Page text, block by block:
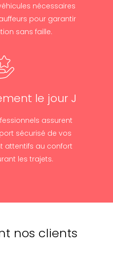
nécessaires
pour garantir
sans faille.
le jour J
assurent
sécurisé de vos
attentifs au confort
les trajets.
nos clients